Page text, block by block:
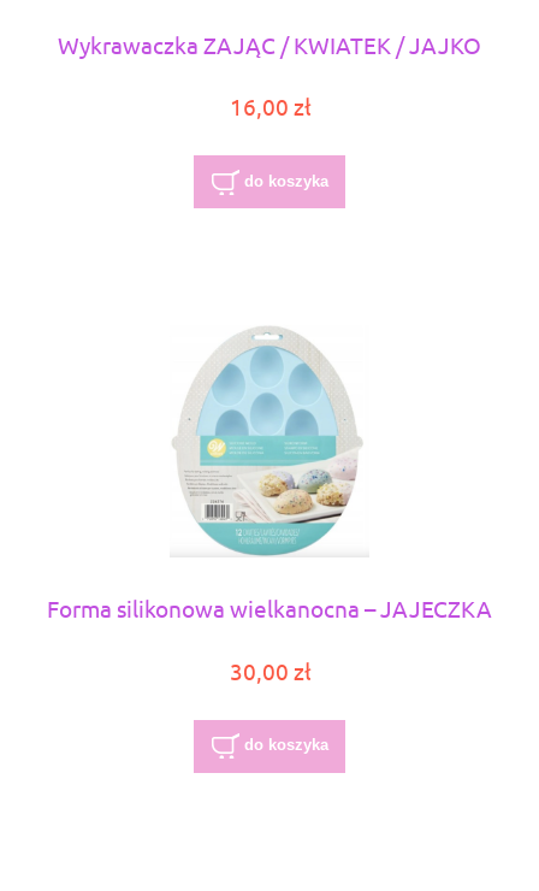
Wykrawaczka ZAJĄC / KWIATEK / JAJKO
16,00 zł
do koszyka
Forma silikonowa wielkanocna – JAJECZKA
30,00 zł
do koszyka